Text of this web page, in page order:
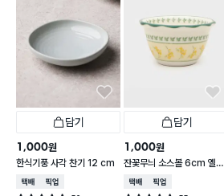
담기
1,000원
한식기풍 사각 찬기 12 cm
택배배송매장픽업
담기
1,000원
잔꽃무늬 소스볼 6cm 옐로
우
택배배송매장픽업